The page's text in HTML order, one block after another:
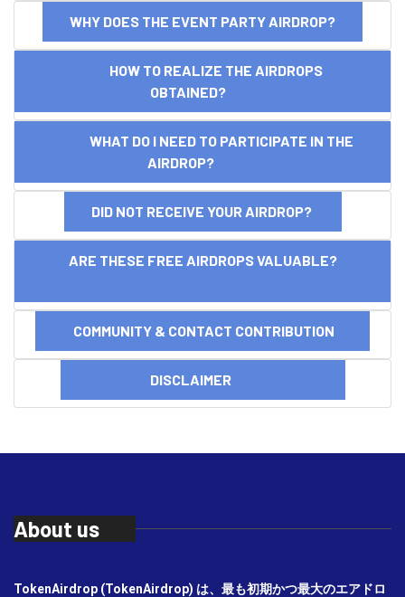
WHY DOES THE EVENT PARTY AIRDROP?
HOW TO REALIZE THE AIRDROPS
OBTAINED?
WHAT DO I NEED TO PARTICIPATE IN THE
AIRDROP?
DID NOT RECEIVE YOUR AIRDROP?
ARE THESE FREE AIRDROPS VALUABLE?
COMMUNITY & CONTACT CONTRIBUTION
DISCLAIMER
About us
TokenAirdrop (TokenAirdrop) は、最も初期かつ最大のエアドロ